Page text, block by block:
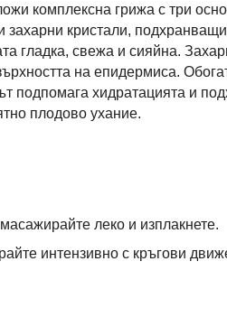
комплексна грижа с три
кристали,
гладка, свежа и сияйна.
на епидермиса.
подпомага хидратацията и
плодово ухание.
леко и изплакнете.
интензивно с кръгови